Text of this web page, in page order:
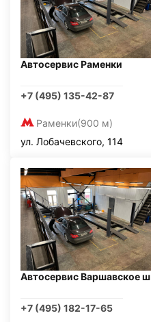
Автосервис Раменки
+7 (495) 135-42-87
Раменки(900 м)
ул. Лобачевского, 114
Автосервис Варшавское ш
+7 (495) 182-17-65